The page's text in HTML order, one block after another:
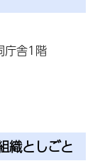
庁舎1階
織としごと